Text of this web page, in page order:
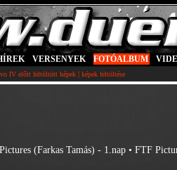
VERSENYEK FOTÓALBUM
IV előtt feltöltött képek | képek feltöltése
(Farkas Tamás) - 1.nap •FTF